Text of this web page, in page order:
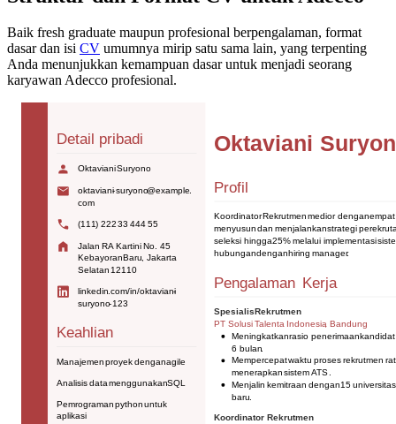
Baik fresh graduate maupun profesional berpengalaman, format
dasar dan isi CV umumnya mirip satu sama lain, yang terpenting
Anda menunjukkan kemampuan dasar untuk menjadi seorang
karyawan Adecco profesional.